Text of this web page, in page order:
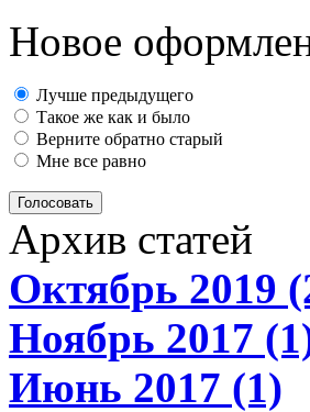
Новое
Лучше предыдущего
Такое же как и было
Верните обратно старый
Мне все равно
Голосовать
Архив статей
Октябрь 2019
Ноябрь 2017
Июнь 2017 (1)